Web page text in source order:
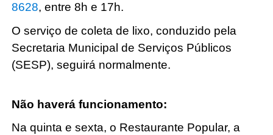
8628, entre 8h e 17h.
O serviço de coleta de lixo, conduzido pela
Secretaria Municipal de Serviços Públicos
(SESP), seguirá normalmente.
Não haverá funcionamento:
Na quinta e sexta, o Restaurante Popular, a